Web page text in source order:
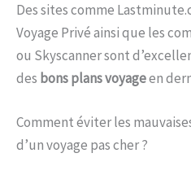
Des sites comme
Voyage Privé ainsi que les
ou Skyscanner sont
des bons plans voyageen
Comment éviter les
d’un voyage pas cher ?